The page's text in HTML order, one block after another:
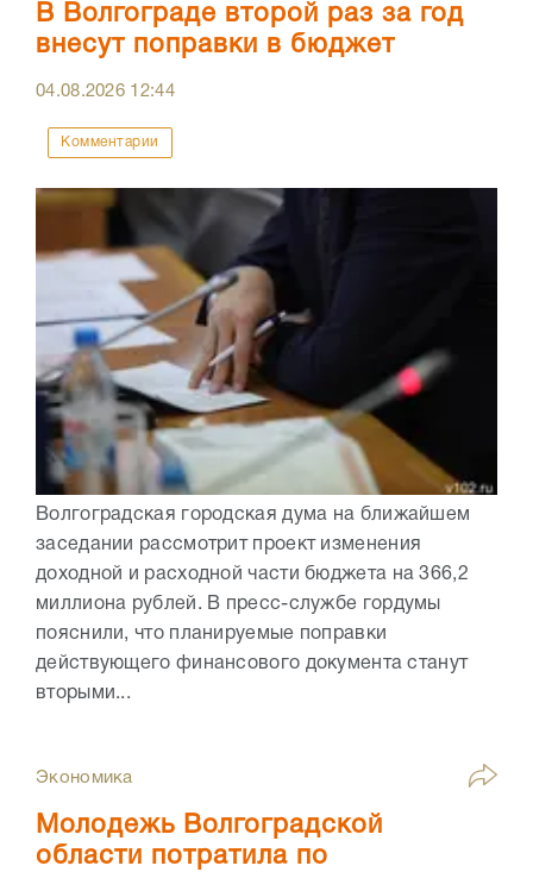
В Волгограде второй раз за год
внесут поправки в бюджет
04.08.2026 12:44
Комментарии
Волгоградская городская дума на ближайшем
заседании рассмотрит проект изменения
доходной и расходной части бюджета на 366,2
миллиона рублей. В пресс-службе гордумы
пояснили, что планируемые поправки
действующего финансового документа станут
вторыми...
Экономика
Молодежь Волгоградской
области потратила по